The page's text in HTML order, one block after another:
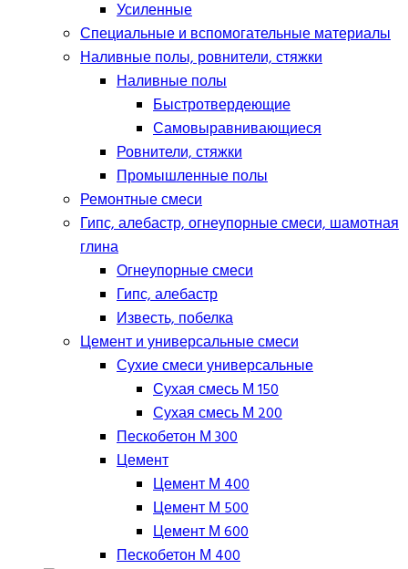
Усиленные
Специальные и вспомогательные материалы
Наливные полы, ровнители, стяжки
Наливные полы
Быстротвердеющие
Самовыравнивающиеся
Ровнители, стяжки
Промышленные полы
Ремонтные смеси
Гипс, алебастр, огнеупорные смеси, шамотная
глина
Огнеупорные смеси
Гипс, алебастр
Известь, побелка
Цемент и универсальные смеси
Сухие смеси универсальные
Сухая смесь М 150
Сухая смесь М 200
Пескобетон М 300
Цемент
Цемент М 400
Цемент М 500
Цемент М 600
Пескобетон М 400